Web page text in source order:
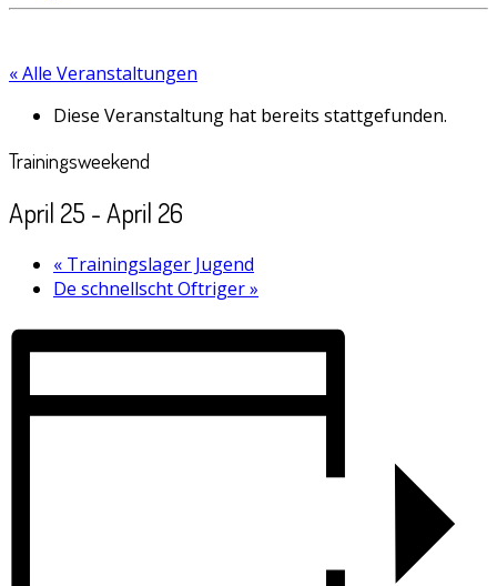
« Alle Veranstaltungen
Diese Veranstaltung hat bereits stattgefunden.
Trainingsweekend
April 25 -April 26
« Trainingslager Jugend
De schnellscht Oftriger»